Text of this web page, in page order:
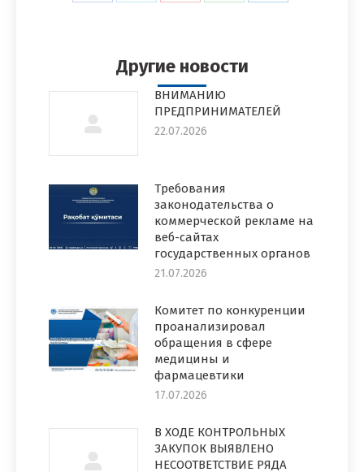
Другие новости
ВНИМАНИЮ
ПРЕДПРИНИМАТЕЛЕЙ
22.07.2026
Требования
законодательства о
коммерческой рекламе на
веб-сайтах
государственных органов
21.07.2026
Комитет по конкуренции
проанализировал
обращения в сфере
медицины и
фармацевтики
17.07.2026
В ХОДЕ КОНТРОЛЬНЫХ
ЗАКУПОК ВЫЯВЛЕНО
НЕСООТВЕТСТВИЕ РЯДА